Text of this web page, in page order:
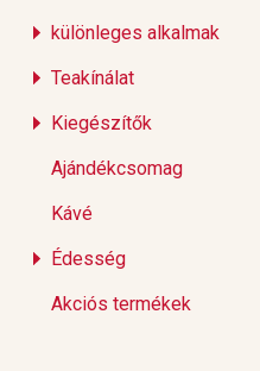
különleges alkalmak
Teakínálat
Kiegészítők
Ajándékcsomag
Kávé
Édesség
Akciós termékek